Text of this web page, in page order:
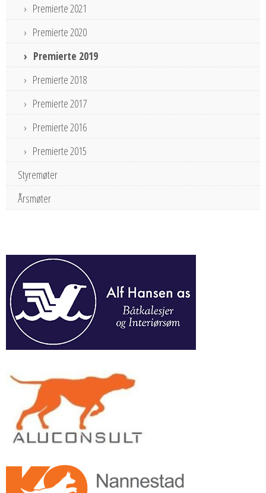
Premierte 2021
Premierte 2020
Premierte 2019
Premierte 2018
Premierte 2017
Premierte 2016
Premierte 2015
Styremøter
Årsmøter